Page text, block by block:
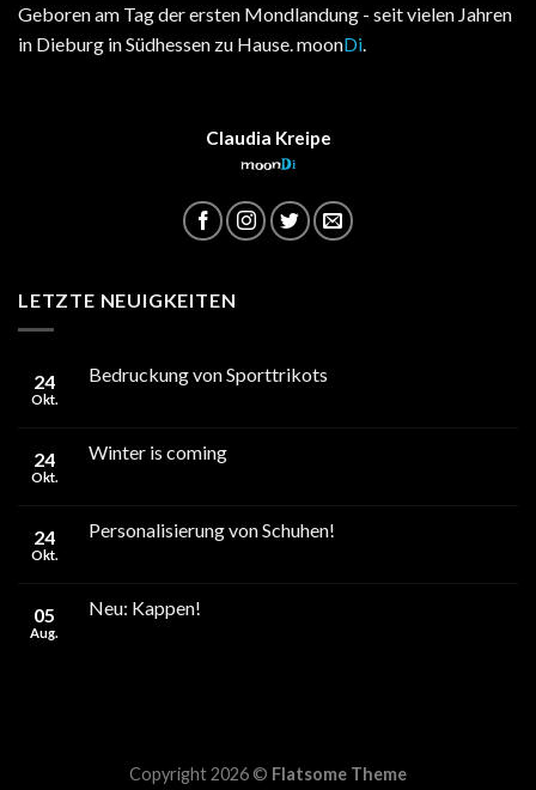
Geboren am Tag der ersten Mondlandung - seit vielen Jahren
in Dieburg in Südhessen zu Hause. moonDi.
Claudia Kreipe
moonDi
LETZTE NEUIGKEITEN
24
Okt.
Bedruckung von Sporttrikots
24
Okt.
Winter is coming
24
Okt.
Personalisierung von Schuhen!
05
Aug.
Neu: Kappen!
Copyright 2026 © Flatsome Theme